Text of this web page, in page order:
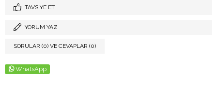
TAVSIYE ET
YORUM YAZ
SORULAR (0) VE CEVAPLAR (0)
WhatsApp